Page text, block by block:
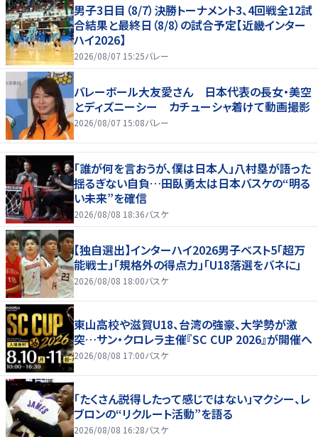
男子3日目（8/7）決勝トーナメント3、4回戦全12試
合結果と最終日（8/8）の試合予定【近畿インター
ハイ2026】
2026/08/07 15:25バレー
バレーボール大友愛さん 日本代表の長女・美空
とディズニーシー カチューシャ着けて動画撮影
2026/08/07 15:08バレー
「誰が何を言おうが、僕は日本人」八村塁が語った
揺るぎない自負…田臥勇太は日本バスケの“明る
い未来”を確信
2026/08/08 18:36バスケ
【独自選出】インターハイ2026男子ベスト5「超万
能戦士」「規格外の得点力」「U18落選をバネに」
2026/08/08 18:00バスケ
東山高校や滋賀U18、台湾の強豪、大学勢が激
突…サン・クロレラ主催『SC CUP 2026』が開催へ
2026/08/08 17:00バスケ
「たくさん説得したって感じではない」マクシー、レ
ブロンの“リクルート活動”を語る
2026/08/08 16:28バスケ